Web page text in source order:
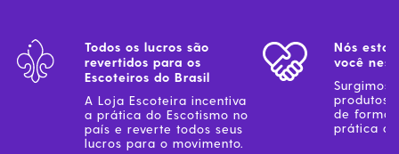
Todos os lucros são
revertidos para os
Escoteiros do Brasil
A Loja Escoteira incentiva
a prática do Escotismo no
país e reverte todos seus
lucros para o movimento.
Nós
você
Surgimos
produtos
de forma
prática